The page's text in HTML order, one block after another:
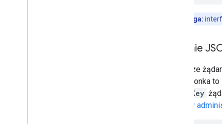
Uwaga:
Żądanie
Poniższe
mail członka
groupKey
pomocy